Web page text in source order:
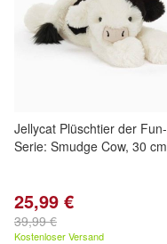
Jellycat Plüschtier der Fun-
Serie: Smudge Cow, 30 cm
25,99 €
39,99 €
Kostenloser Versand